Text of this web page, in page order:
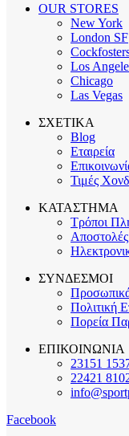
OUR STORES
New York
London SF
Los
Chicago
Las Vegas
ΣΧΕΤΙΚΑ
Blog
Εταιρεία
Τιμές
ΚΑΤΑΣΤΗΜΑ
Τρόποι
ΣΥΝΔΕΣΜΟΙ
Πολιτική
Πορεία
ΕΠΙΚΟΙΝΩΝΙΑ
23151
22421
Facebook